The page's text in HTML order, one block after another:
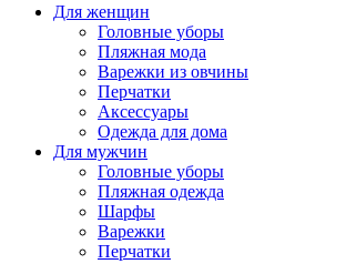
Для женщин
Головные уборы
Пляжная мода
Варежки из овчины
Перчатки
Аксессуары
Одежда для дома
Для мужчин
Головные уборы
Пляжная одежда
Шарфы
Варежки
Перчатки